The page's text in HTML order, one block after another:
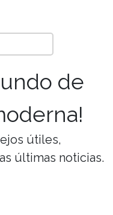
de
útiles,
últimas noticias.